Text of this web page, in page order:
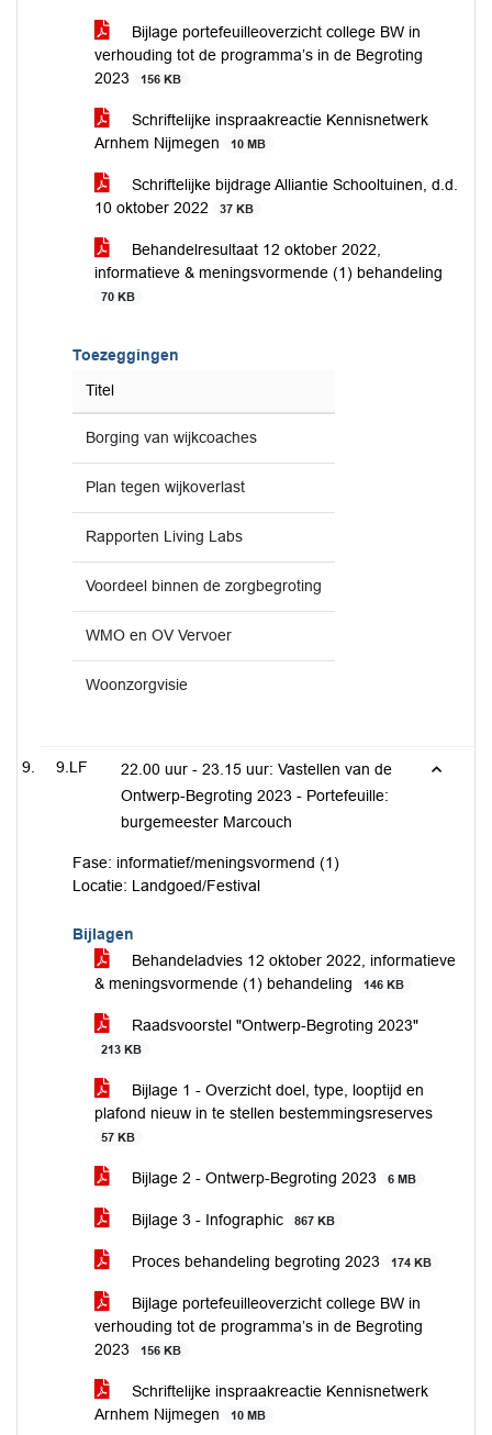
Bijlage portefeuilleoverzicht college BW in
verhouding tot de programma’s in de Begroting
2023
156 KB
Schriftelijke inspraakreactie Kennisnetwerk
Arnhem Nijmegen
10 MB
Schriftelijke bijdrage Alliantie Schooltuinen, d.d.
10 oktober 2022
37 KB
Behandelresultaat 12 oktober 2022,
informatieve & meningsvormende (1) behandeling
70 KB
Toezeggingen
Titel
Borging van wijkcoaches
Plan tegen wijkoverlast
Rapporten Living Labs
Voordeel binnen de zorgbegroting
WMO en OV Vervoer
Woonzorgvisie
9.LF
22.00 uur - 23.15 uur: Vastellen van de
Ontwerp-Begroting 2023 - Portefeuille:
burgemeester Marcouch
Fase: informatief/meningsvormend (1)
Locatie: Landgoed/Festival
Bijlagen
Behandeladvies 12 oktober 2022, informatieve
& meningsvormende (1) behandeling
146 KB
Raadsvoorstel "Ontwerp-Begroting 2023"
213 KB
Bijlage 1 - Overzicht doel, type, looptijd en
plafond nieuw in te stellen bestemmingsreserves
57 KB
Bijlage 2 - Ontwerp-Begroting 2023 6 MB
Bijlage 3 - Infographic 867 KB
Proces behandeling begroting 2023 174 KB
Bijlage portefeuilleoverzicht college BW in
verhouding tot de programma’s in de Begroting
2023
156 KB
Schriftelijke inspraakreactie Kennisnetwerk
Arnhem Nijmegen
10 MB